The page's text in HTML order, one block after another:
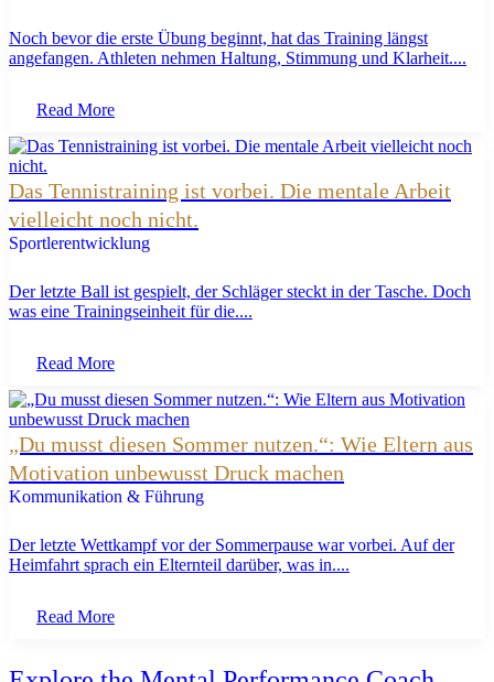
Noch bevor die erste Übung beginnt, hat das Training längst
angefangen. Athleten nehmen Haltung, Stimmung und Klarheit....
Read More
Das Tennistraining ist vorbei. Die mentale Arbeit
vielleicht noch nicht.
Sportlerentwicklung
Der letzte Ball ist gespielt, der Schläger steckt in der Tasche. Doch
was eine Trainingseinheit für die....
Read More
„Du musst diesen Sommer nutzen.“: Wie Eltern aus
Motivation unbewusst Druck machen
Kommunikation & Führung
Der letzte Wettkampf vor der Sommerpause war vorbei. Auf der
Heimfahrt sprach ein Elternteil darüber, was in....
Read More